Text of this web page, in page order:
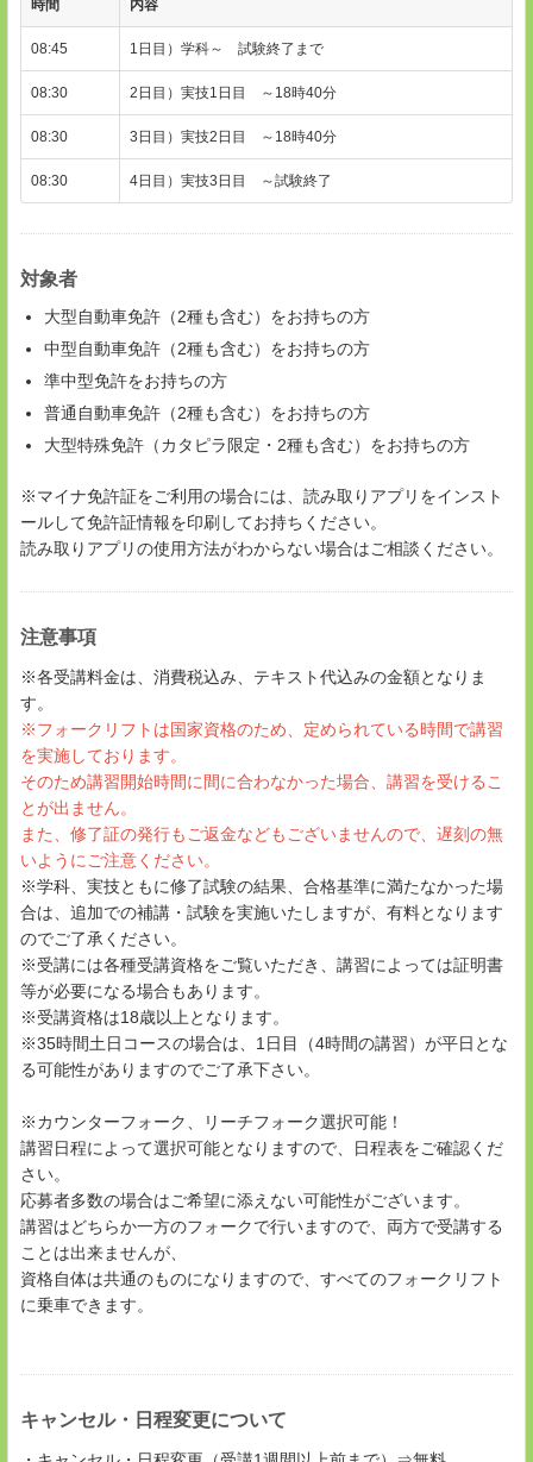
時間 内容
08:45 1日目）学科～ 試験終了まで
08:30 2日目）実技1日目 ～18時40分
08:30 3日目）実技2日目 ～18時40分
08:30 4日目）実技3日目 ～試験終了
対象者
大型自動車免許（2種も含む）をお持ちの方
中型自動車免許（2種も含む）をお持ちの方
準中型免許をお持ちの方
普通自動車免許（2種も含む）をお持ちの方
大型特殊免許（カタピラ限定・2種も含む）をお持ちの方
※マイナ免許証をご利用の場合には、読み取りアプリをインスト
ールして免許証情報を印刷してお持ちください。
読み取りアプリの使用方法がわからない場合はご相談ください。
注意事項
※各受講料金は、消費税込み、テキスト代込みの金額となりま
す。
※フォークリフトは国家資格のため、定められている時間で講習
を実施しております。
そのため講習開始時間に間に合わなかった場合、講習を受けるこ
とが出ません。
また、修了証の発行もご返金などもございませんので、遅刻の無
いようにご注意ください。
※学科、実技ともに修了試験の結果、合格基準に満たなかった場
合は、追加での補講・試験を実施いたしますが、有料となります
のでご了承ください。
※受講には各種受講資格をご覧いただき、講習によっては証明書
等が必要になる場合もあります。
※受講資格は18歳以上となります。
※35時間土日コースの場合は、1日目（4時間の講習）が平日とな
る可能性がありますのでご了承下さい。
※カウンターフォーク、リーチフォーク選択可能！
講習日程によって選択可能となりますので、日程表をご確認くだ
さい。
応募者多数の場合はご希望に添えない可能性がございます。
講習はどちらか一方のフォークで行いますので、両方で受講する
ことは出来ませんが、
資格自体は共通のものになりますので、すべてのフォークリフト
に乗車できます。
キャンセル・日程変更について